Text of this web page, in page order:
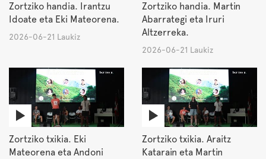
Zortziko handia. Irantzu
Idoate eta Eki Mateorena.
2026-06-21 Laukiz
Zortziko handia. Martin
Abarrategi eta Iruri
Altzerreka.
2026-06-21 Laukiz
Zortziko txikia. Eki
Mateorena eta Andoni
Zortziko txikia. Araitz
Katarain eta Martin